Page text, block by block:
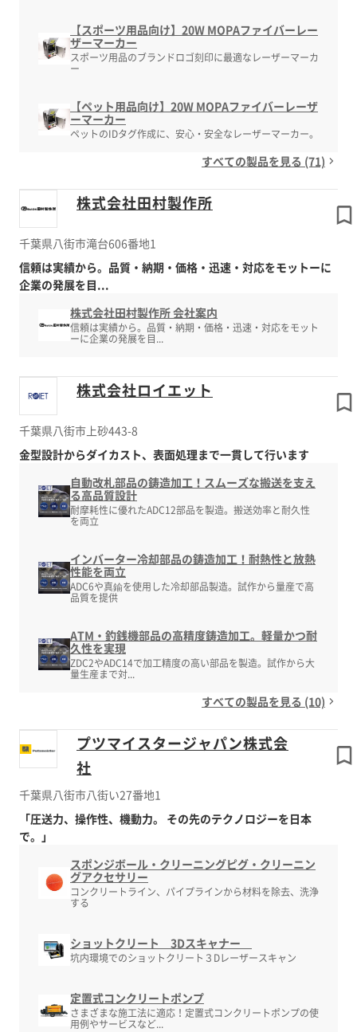
【スポーツ用品向け】20W MOPAファイバーレー
ザーマーカー
スポーツ用品のブランドロゴ刻印に最適なレーザーマーカ
ー
【ペット用品向け】20W MOPAファイバーレーザ
ーマーカー
ペットのIDタグ作成に、安心・安全なレーザーマーカー。
すべての製品を見る (71)
株式会社田村製作所
千葉県八街市滝台606番地1
信頼は実績から。品質・納期・価格・迅速・対応をモットーに
企業の発展を目...
株式会社田村製作所 会社案内
信頼は実績から。品質・納期・価格・迅速・対応をモット
ーに企業の発展を目...
株式会社ロイエット
千葉県八街市上砂443-8
金型設計からダイカスト、表面処理まで一貫して行います
自動改札部品の鋳造加工！スムーズな搬送を支え
る高品質設計
耐摩耗性に優れたADC12部品を製造。搬送効率と耐久性
を両立
インバーター冷却部品の鋳造加工！耐熱性と放熱
性能を両立
ADC6や真鍮を使用した冷却部品製造。試作から量産で高
品質を提供
ATM・釣銭機部品の高精度鋳造加工。軽量かつ耐
久性を実現
ZDC2やADC14で加工精度の高い部品を製造。試作から大
量生産まで対...
すべての製品を見る (10)
プツマイスタージャパン株式会
社
千葉県八街市八街い27番地1
「圧送力、操作性、機動力。 その先のテクノロジーを日本
で。」
スポンジボール・クリーニングピグ・クリーニン
グアクセサリー
コンクリートライン、パイプラインから材料を除去、洗浄
する
ショットクリート 3Dスキャナー
坑内環境でのショットクリート３Dレーザースキャン
定置式コンクリートポンプ
さまざまな施工法に適応！定置式コンクリートポンプの使
用例やサービスなど...